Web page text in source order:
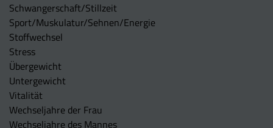
Schwangerschaft/Stillzeit
Sport/Muskulatur/Sehnen/Energie
Stoffwechsel
Stress
Übergewicht
Untergewicht
Vitalität
Wechseljahre der Frau
Wechseljahre des Mannes